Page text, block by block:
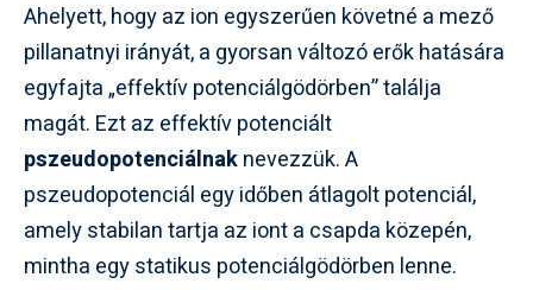
Ahelyett, hogy az ion egyszerűen követné a mező
pillanatnyi irányát, a gyorsan változó erők hatására
egyfajta „effektív potenciálgödörben” találja
magát. Ezt az effektív potenciált
pszeudopotenciálnaknevezzük. A
pszeudopotenciál egy időben átlagolt potenciál,
amely stabilan tartja az iont a csapda közepén,
mintha egy statikus potenciálgödörben lenne.